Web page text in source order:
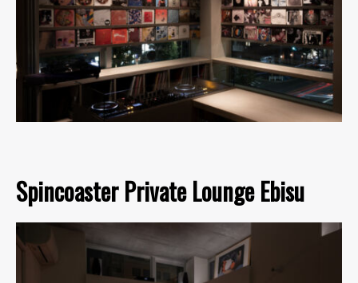
Spincoaster Private Lounge Ebisu